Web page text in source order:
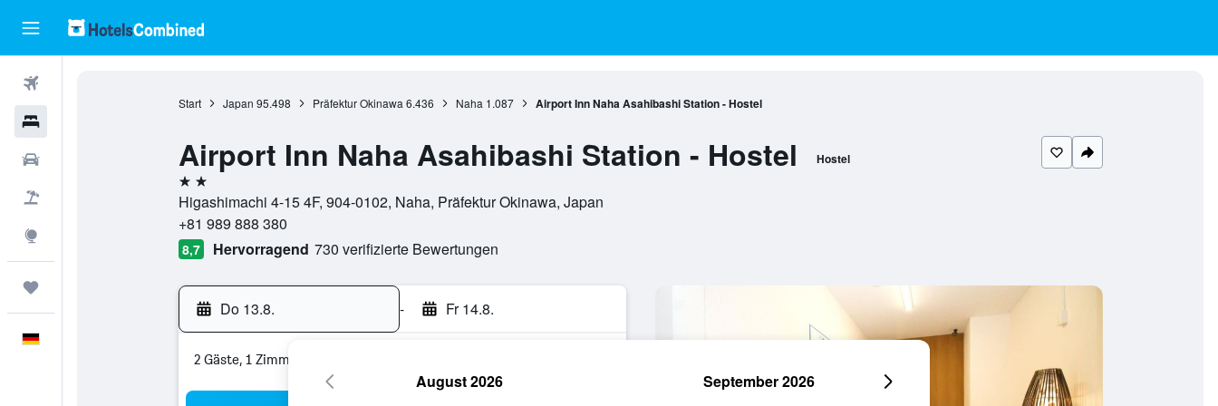
Start Japan 95.498 Präfektur Okinawa 6.436 Naha 1.087 Airport Inn Naha Asahibashi Station - Hostel
Airport Inn Naha Asahibashi Station - Hostel Hostel
2 Sterne
Higashimachi 4-15 4F, 904-0102, Naha, Präfektur Okinawa, Japan
+81 989 888 380
8,7 Hervorragend 730 verifizierte Bewertungen
Do 13.8. - Fr 14.8.
2 Gäste, 1 Zimmer
August 2026 September 2026